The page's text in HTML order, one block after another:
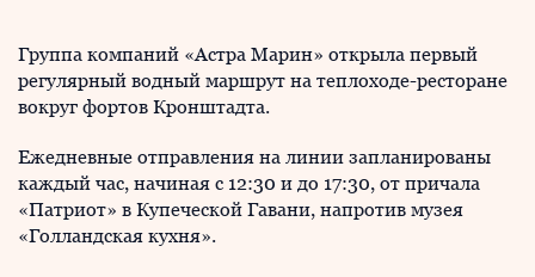
Группа компаний «Астра Марин» открыла первый
регулярный водный маршрут на теплоходе-ресторане
вокруг фортов Кронштадта.
Ежедневные отправления на линии запланированы
каждый час, начиная с 12:30 и до 17:30, от причала
«Патриот» в Купеческой Гавани, напротив музея
«Голландская кухня».